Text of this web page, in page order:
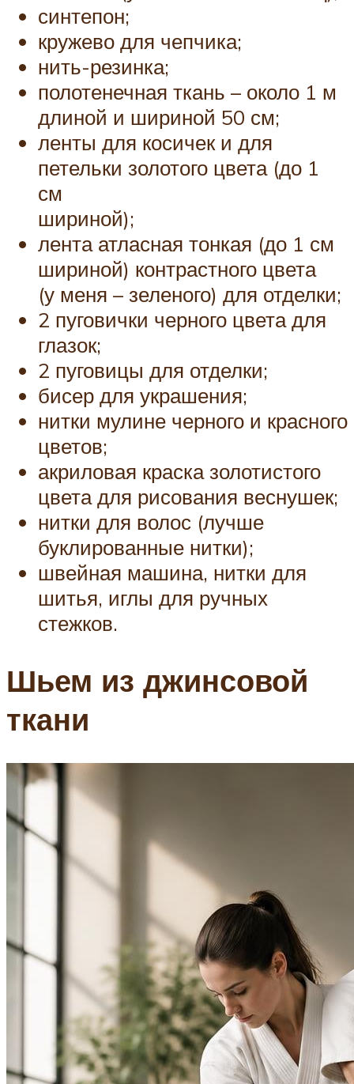
синтепон;
кружево для чепчика;
нить-резинка;
полотенечная ткань – около 1 м
длиной и шириной 50 см;
ленты для косичек и для
петельки золотого цвета (до 1
см
шириной);
лента атласная тонкая (до 1 см
шириной) контрастного цвета
(у меня – зеленого) для отделки;
2 пуговички черного цвета для
глазок;
2 пуговицы для отделки;
бисер для украшения;
нитки мулине черного и красного
цветов;
акриловая краска золотистого
цвета для рисования веснушек;
нитки для волос (лучше
буклированные нитки);
швейная машина, нитки для
шитья, иглы для ручных
стежков.
Шьем из джинсовой
ткани